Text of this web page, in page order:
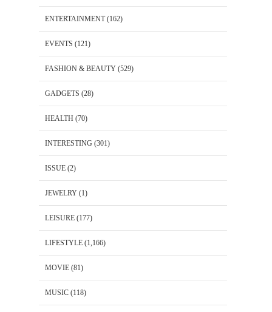
ENTERTAINMENT(162)
EVENTS (121)
FASHION & BEAUTY (529)
GADGETS (28)
HEALTH (70)
INTERESTING (301)
ISSUE (2)
JEWELRY (1)
LEISURE (177)
LIFESTYLE (1,166)
MOVIE (81)
MUSIC (118)